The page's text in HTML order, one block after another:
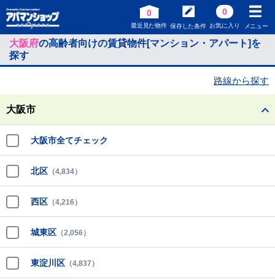
0
最近見た物件 保存した条件
0
お気に入り メニュー
大阪府の高齢者向けの賃貸物件[マンション・アパート]を
探す
路線から探す
大阪市
大阪市全てチェック
北区 （4,834）
西区 （4,216）
城東区 （2,056）
東淀川区 （4,837）